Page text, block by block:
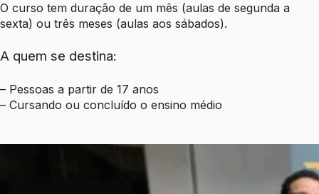
O curso tem duração de um mês (aulas de segunda a
sexta) ou três meses (aulas aos sábados).
A quem se destina:
– Pessoas a partir de 17 anos
– Cursando ou concluído o ensino médio